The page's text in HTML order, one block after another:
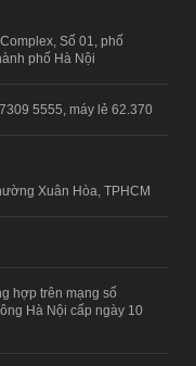
Số 01, phố
phố Hà Nội
5555, máy lẻ 62.370
Xuân Hòa, TPHCM
hợp trên mạng số
Hà Nội cấp ngày 10